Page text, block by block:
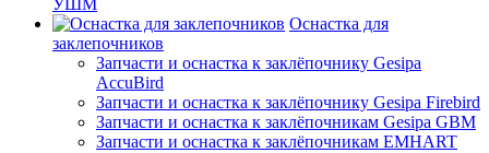
УШМ
Оснастка для
заклепочников
Запчасти и оснастка к заклёпочнику Gesipa
AccuBird
Запчасти и оснастка к заклёпочнику Gesipa Firebird
Запчасти и оснастка к заклёпочникам Gesipa GBM
Запчасти и оснастка к заклёпочникам EMHART